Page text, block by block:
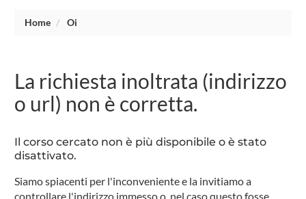
Home Oi
La richiesta inoltrata (indirizzo
o url) non è corretta.
Il corso cercato non è più disponibile o è stato
disattivato.
Siamo spiacenti per l'inconveniente e la invitiamo a
controllare l'indirizzo immesso o, nel caso questo fosse